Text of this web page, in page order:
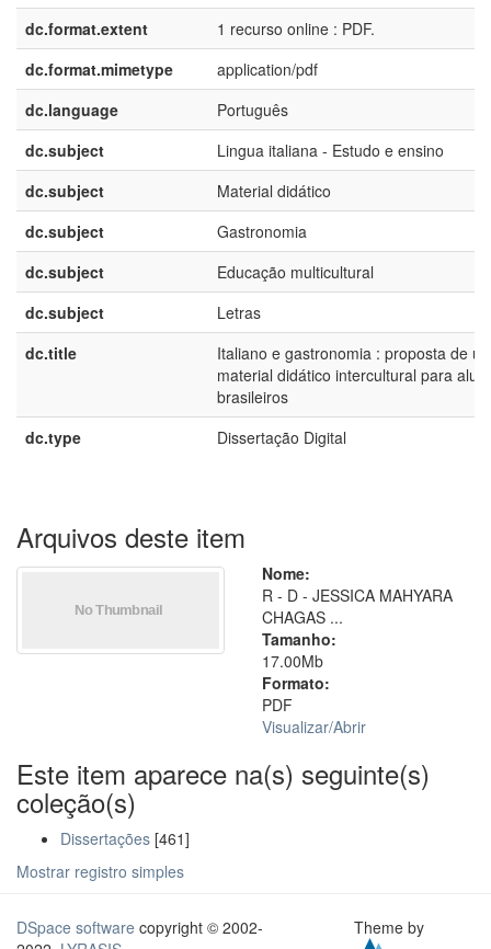
dc.format.extent
1 recurso online : PDF.
dc.format.mimetype
application/pdf
dc.language
Português
dc.subject
Lingua italiana - Estudo e ensino
dc.subject
Material didático
dc.subject
Gastronomia
dc.subject
Educação multicultural
dc.subject
Letras
dc.title
Italiano e gastronomia : proposta de
material didático intercultural para
brasileiros
dc.type
Dissertação Digital
Arquivos deste item
Nome:
R - D - JESSICA MAHYARA
CHAGAS ...
Tamanho:
17.00Mb
Formato:
PDF
Visualizar/Abrir
Este item aparece na(s) seguinte(s)
coleção(s)
Dissertações [461]
Mostrar registro simples
DSpace software copyright © 2002-
Theme by